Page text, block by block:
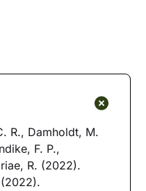
R., Damholdt, M.
F. P.,
R. (2022).